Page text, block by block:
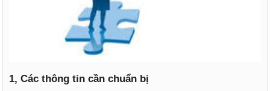
1, Các thông tin cần chuẩn bị